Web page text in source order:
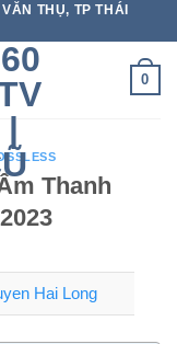
THỤ, TP THÁI
0
Thanh
Hai Long